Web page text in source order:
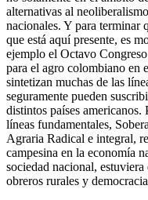
alternativas al
nacionales. Y para terminar
que está aquí presente, es
ejemplo el Octavo
para el agro colombiano en
sintetizan muchas de las
seguramente pueden
distintos países
líneas fundamentales,
Agraria Radical e integral,
campesina en la economía
sociedad nacional,
obreros rurales y